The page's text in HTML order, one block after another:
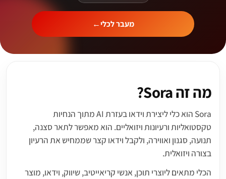
מעבר לכלי←
מה זה Sora?
Sora הוא כלי ליצירת וידאו בעזרת AI מתוך הנחיות
טקסטואליות ורעיונות ויזואליים. הוא מאפשר לתאר סצנה,
תנועה, סגנון ואווירה, ולקבל וידאו קצר שממחיש את הרעיון
בצורה ויזואלית.
הכלי מתאים ליוצרי תוכן, אנשי קריאייטיב, שיווק, וידאו, מוצר